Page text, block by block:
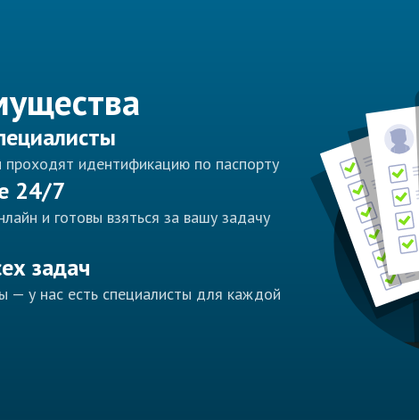
проходят идентификацию по паспорту
24/7
и готовы взяться за вашу задачу
задач
у нас есть специалисты для каждой